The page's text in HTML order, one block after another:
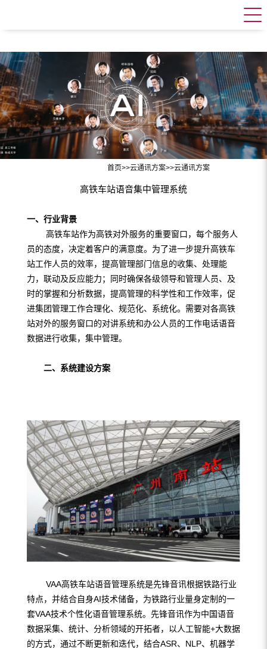
首页>>云通讯方案>>云通讯方案
高铁车站语音集中管理系统
一、行业背景
高铁车站作为高铁对外服务的重要窗口，每个服务人
员的态度，决定着客户的满意度。为了进一步提升高铁车
站工作人员的效率，提高管理部门信息的收集、处理能
力，联动及反应能力；同时确保各级领导和管理人员、及
时的掌握和分析数据，提高管理的科学性和工作效率，促
进集团管理工作合理化、规范化、系统化。需要对各高铁
站对外的服务窗口的对讲系统和办公人员的工作电话语音
数据进行收集，集中管理。
二、系统建设方案
VAA高铁车站语音管理系统是先锋音讯根据铁路行业
特点，并结合自身AI技术储备，为铁路行业量身定制的一
套VAA技术个性化语音管理系统。先锋音讯作为中国语音
数据采集、统计、分析领域的开拓者，以人工智能+大数据
的方式，通过不断更新和迭代，结合ASR、NLP、机器学